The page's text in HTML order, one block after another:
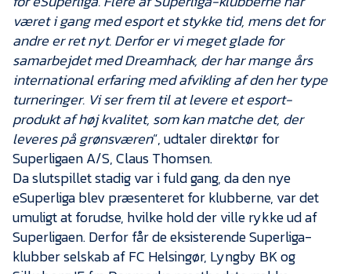
været i gang med esport et stykke tid, mens det for
andre er ret nyt. Derfor er vi meget glade for
samarbejdet med Dreamhack, der har mange års
international erfaring med afvikling af den her type
turneringer. Vi ser frem til at levere et esport-
produkt af høj kvalitet, som kan matche det, der
leveres på grønsværen“, udtaler direktør for
Superligaen A/S, Claus Thomsen.
Da slutspillet stadig var i fuld gang, da den nye
eSuperliga blev præsenteret for klubberne, var det
umuligt at forudse, hvilke hold der ville rykke ud af
Superligaen. Derfor får de eksisterende Superliga-
klubber selskab af FC Helsingør, Lyngby BK og